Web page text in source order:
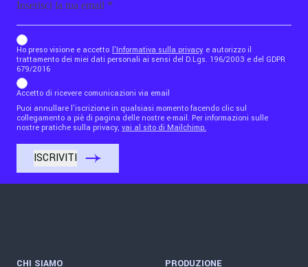
b_b43a7bd9734c7124b3be52921_1911023b36
Ho preso visione e accetto l'Informativa sulla privacy e autorizzo il
trattamento dei miei dati personali ai sensi del D.Lgs. 196/2003 e del GDPR
679/2016
Accetto di ricevere comunicazioni via email
Puoi annullare l'iscrizione in qualsiasi momento facendo clic sul
collegamento a piè di pagina delle nostre e-mail. Per informazioni sulle
nostre pratiche sulla privacy, vai al sito di Mailchimp.
CHI SIAMO PRODUZIONE